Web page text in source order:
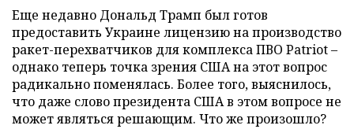
Еще недавно Дональд Трамп был готов
предоставить Украине лицензию на производство
ракет-перехватчиков для комплекса ПВО Patriot –
однако теперь точка зрения США на этот вопрос
радикально поменялась. Более того, выяснилось,
что даже слово президента США в этом вопросе не
может являться решающим. Что же произошло?